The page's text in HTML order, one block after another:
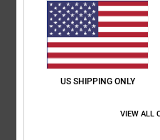
5
US SHIPPING ONLY
VIEW ALL